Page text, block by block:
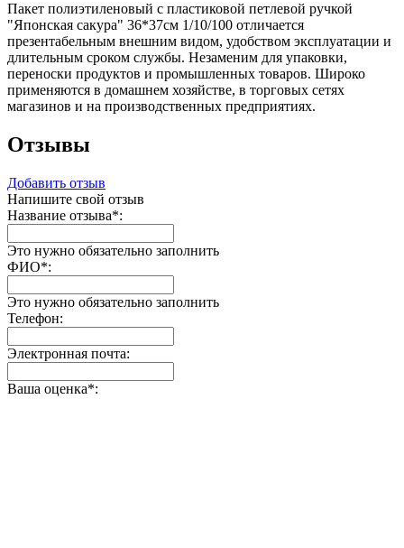
Пакет полиэтиленовый с пластиковой петлевой ручкой
"Японская сакура" 36*37см 1/10/100 отличается
презентабельным внешним видом, удобством эксплуатации и
длительным сроком службы. Незаменим для упаковки,
переноски продуктов и промышленных товаров. Широко
применяются в домашнем хозяйстве, в торговых сетях
магазинов и на производственных предприятиях.
Отзывы
Добавить отзыв
Напишите свой отзыв
Название отзыва*:
Это нужно обязательно заполнить
ФИО*:
Это нужно обязательно заполнить
Телефон:
Электронная почта:
Ваша оценка*: